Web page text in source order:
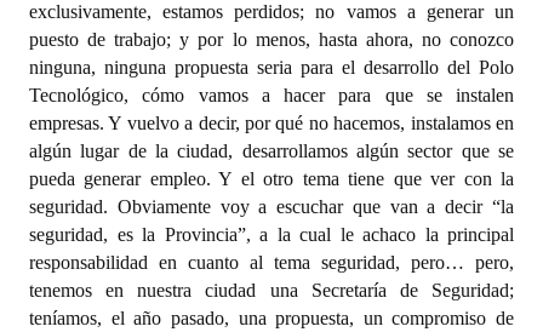
exclusivamente, estamos perdidos; no vamos a generar un
puesto de trabajo; y por lo menos, hasta ahora, no conozco
ninguna, ninguna propuesta seria para el desarrollo del Polo
Tecnológico, cómo vamos a hacer para que se instalen
empresas. Y vuelvo a decir, por qué no hacemos, instalamos en
algún lugar de la ciudad, desarrollamos algún sector que se
pueda generar empleo. Y el otro tema tiene que ver con la
seguridad. Obviamente voy a escuchar que van a decir “la
seguridad, es la Provincia”, a la cual le achaco la principal
responsabilidad en cuanto al tema seguridad, pero… pero,
tenemos en nuestra ciudad una Secretaría de Seguridad;
teníamos, el año pasado, una propuesta, un compromiso de